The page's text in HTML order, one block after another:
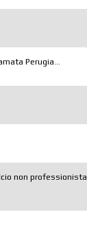
Perugia...
non professionista